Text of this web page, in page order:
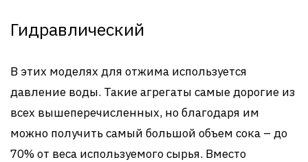
Гидравлический
В этих моделях для отжима используется
давление воды. Такие агрегаты самые дорогие из
всех вышеперечисленных, но благодаря им
можно получить самый большой объем сока – до
70% от веса используемого сырья. Вместо